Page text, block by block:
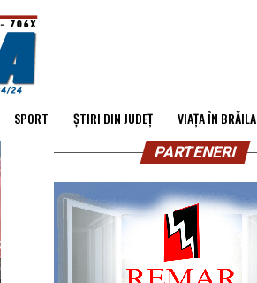
SPORT ȘTIRI DIN JUDEȚ VIAȚA ÎN BRĂILA
PARTENERI